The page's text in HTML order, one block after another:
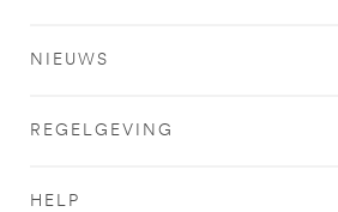
NIEUWS
REGELGEVING
HELP